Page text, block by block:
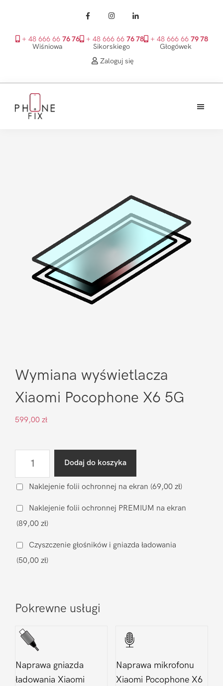
+ 48 666 66 76 76
Wiśniowa
+ 48 666 66 76 78
Sikorskiego
+ 48 666 66 79 78
Głogówek
Zaloguj się
głównego
Wymiana wyświetlacza
Xiaomi Pocophone X6 5G
599,00 zł
wyświetlacza
Pocophone
X6
5G
Dodaj do koszyka
Naklejenie folii ochronnej na ekran (69,00 zł)
Naklejenie folii ochronnej PREMIUM na ekran
(89,00 zł)
Czyszczenie głośników i gniazda ładowania
(50,00 zł)
Pokrewne usługi
Naprawa gniazda
ładowania Xiaomi
Naprawa mikrofonu
Xiaomi Pocophone X6